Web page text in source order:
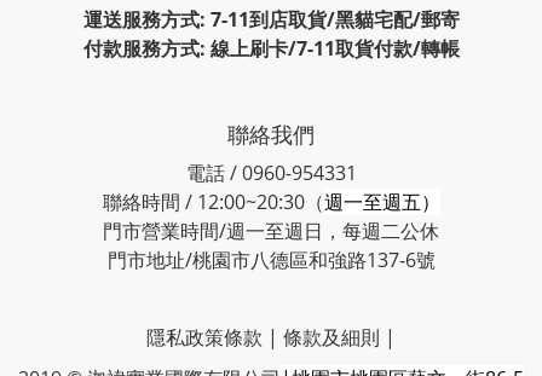
運送服務方式: 7-11到店取貨/黑貓宅配/郵寄
付款服務方式: 線上刷卡/7-11取貨付款/轉帳
聯絡我們
電話 / 0960-954331
聯絡時間 / 12:00~20:30（週一至週五）
門市營業時間/週一至週日，每週二公休
門市地址/桃園市八德區和強路137-6號
隱私政策條款 | 條款及細則 |